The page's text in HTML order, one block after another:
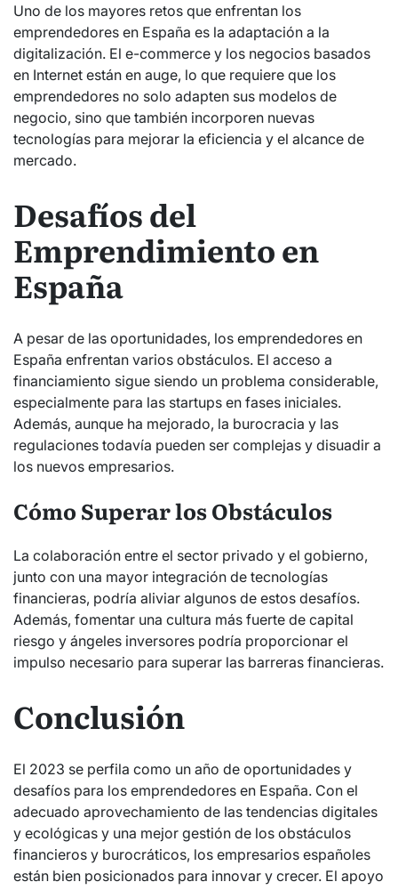
Uno de los mayores retos que enfrentan los
emprendedores en España es la adaptación a la
digitalización. El e-commerce y los negocios basados
en Internet están en auge, lo que requiere que los
emprendedores no solo adapten sus modelos de
negocio, sino que también incorporen nuevas
tecnologías para mejorar la eficiencia y el alcance de
mercado.
Desafíos del
Emprendimiento en
España
A pesar de las oportunidades, los emprendedores en
España enfrentan varios obstáculos. El acceso a
financiamiento sigue siendo un problema considerable,
especialmente para las startups en fases iniciales.
Además, aunque ha mejorado, la burocracia y las
regulaciones todavía pueden ser complejas y disuadir a
los nuevos empresarios.
Cómo Superar los Obstáculos
La colaboración entre el sector privado y el gobierno,
junto con una mayor integración de tecnologías
financieras, podría aliviar algunos de estos desafíos.
Además, fomentar una cultura más fuerte de capital
riesgo y ángeles inversores podría proporcionar el
impulso necesario para superar las barreras financieras.
Conclusión
El 2023 se perfila como un año de oportunidades y
desafíos para los emprendedores en España. Con el
adecuado aprovechamiento de las tendencias digitales
y ecológicas y una mejor gestión de los obstáculos
financieros y burocráticos, los empresarios españoles
están bien posicionados para innovar y crecer. El apoyo